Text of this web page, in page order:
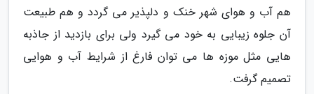
هم آب و هوای شهر خنک و دلپذیر می گردد و هم طبیعت
آن جلوه زیبایی به خود می گیرد ولی برای بازدید از جاذبه
هایی مثل موزه ها می توان فارغ از شرایط آب و هوایی
تصمیم گرفت.